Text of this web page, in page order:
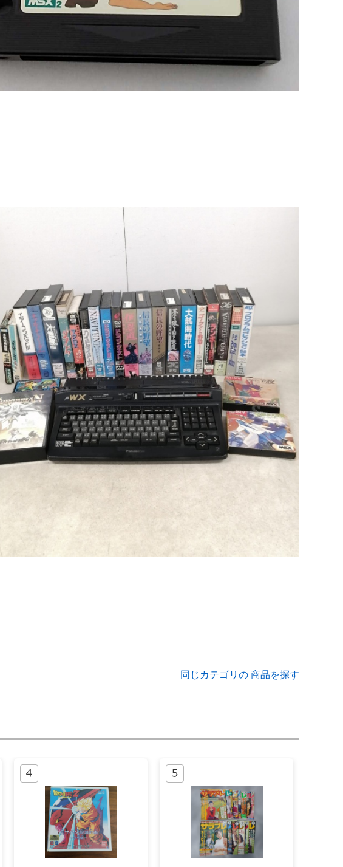
同じカテゴリの 商品を探す